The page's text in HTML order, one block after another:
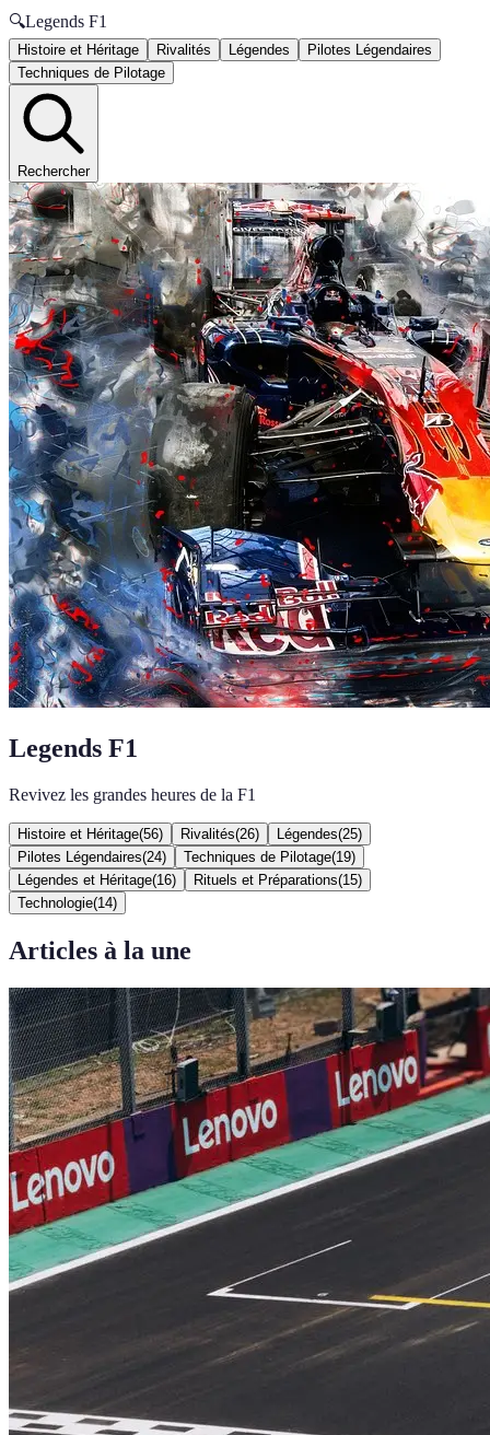
🔍Legends F1
Histoire et Héritage Rivalités Légendes
Pilotes Légendaires
Techniques de Pilotage
Rechercher
Legends F1
Revivez les grandes heures de la F1
Histoire et Héritage(56) Rivalités(26) Légendes(25)
Pilotes Légendaires(24) Techniques de Pilotage(19)
Légendes et Héritage(16) Rituels et Préparations(15)
Technologie(14)
Articles à la une